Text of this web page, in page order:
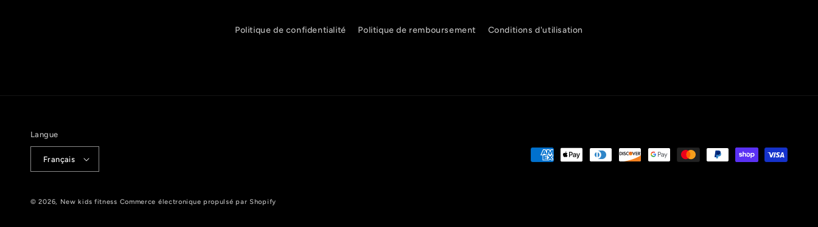
Politique de confidentialité Politique de remboursement Conditions d'utilisation
Langue
Français
Moyens
© 2026, New kids fitness Commerce électronique propulsé par Shopify